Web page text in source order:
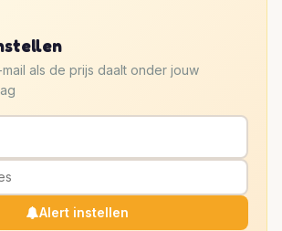
als de prijs daalt onder jouw
Alert instellen